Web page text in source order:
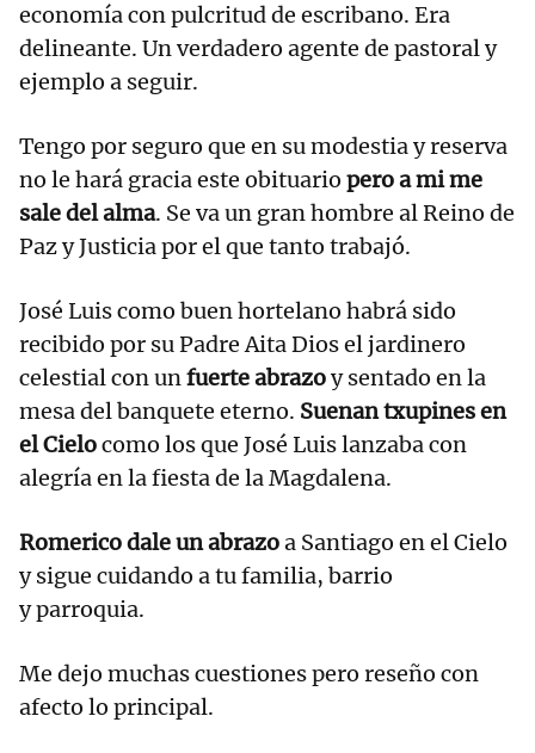
economía con pulcritud de escribano. Era
delineante. Un verdadero agente de pastoral y
ejemplo a seguir.
Tengo por seguro que en su modestia y reserva
no le hará gracia este obituario pero a mi me
sale del alma. Se va un gran hombre al Reino de
Paz y Justicia por el que tanto trabajó.
José Luis como buen hortelano habrá sido
recibido por su Padre Aita Dios el jardinero
celestial con unfuerte abrazoy sentado en la
mesa del banquete eterno. Suenan txupines en
el Cielocomo los que José Luis lanzaba con
alegría en la fiesta de la Magdalena.
Romerico dale un abrazoa Santiago en el Cielo
y sigue cuidando a tu familia, barrio
y parroquia.
Me dejo muchas cuestiones pero reseño con
afecto lo principal.